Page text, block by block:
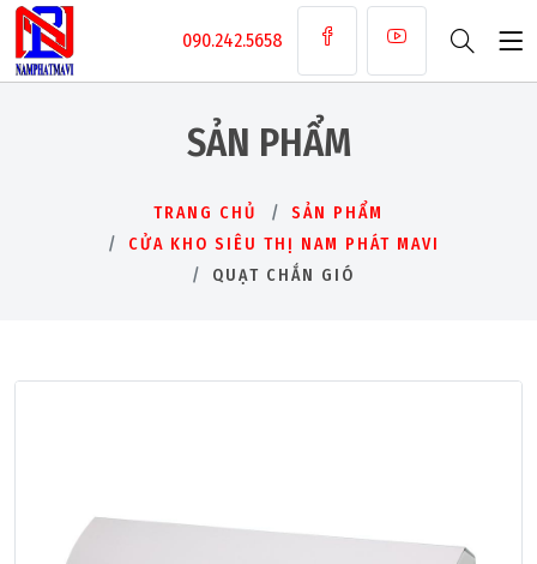
090.242.5658
SẢN PHẨM
TRANG CHỦ
SẢN PHẨM
CỬA KHO SIÊU THỊ NAM PHÁT MAVI
QUẠT CHẮN GIÓ